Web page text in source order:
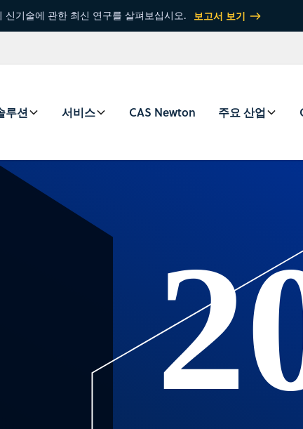
신기술에 관한 최신 연구를 살펴보십시오. 보고서 보기
루션 서비스 CAS Newton 주요 산업